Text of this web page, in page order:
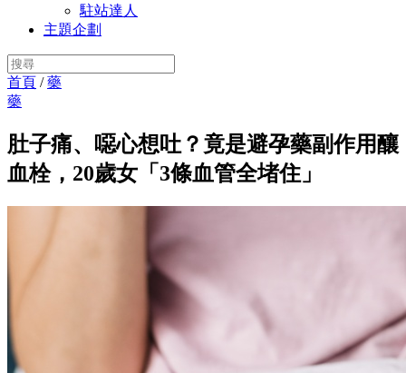
駐站達人
主題企劃
首頁 /藥
藥
肚子痛、噁心想吐？竟是避孕藥副作用釀
血栓，20歲女「3條血管全堵住」